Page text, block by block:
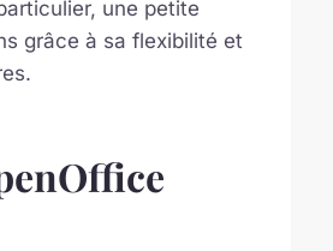
une petite
grâce à sa flexibilité et